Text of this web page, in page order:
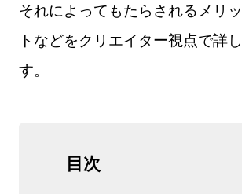
それによってもたらされるメリ
トなどをクリエイター視点で詳
す。
目次